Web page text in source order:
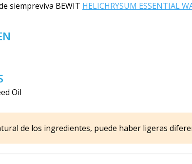
siempreviva BEWIT HELICHRYSUM ESSENTIAL
Oil
de los ingredientes, puede haber ligeras